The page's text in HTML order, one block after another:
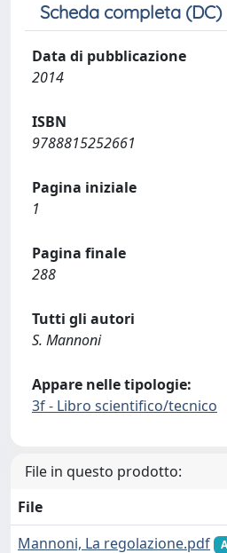
Scheda completa (DC)
Data di pubblicazione
2014
ISBN
9788815252661
Pagina iniziale
1
Pagina finale
288
Tutti gli autori
S. Mannoni
Appare nelle tipologie:
3f - Libro scientifico/tecnico
File in questo prodotto:
File
Mannoni, La regolazione.pdf